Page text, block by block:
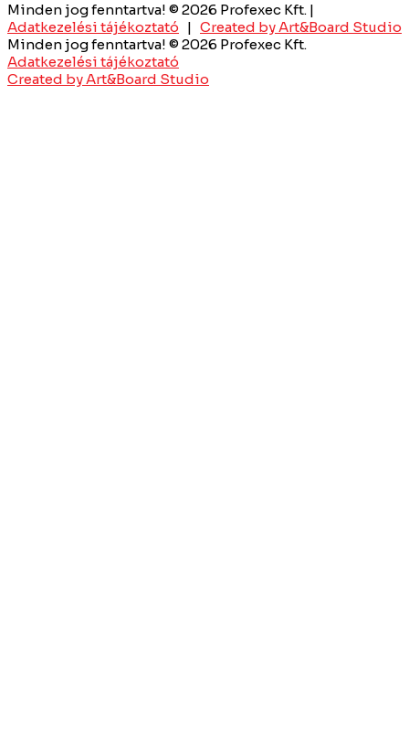
Minden jog fenntartva! © 2026 Profexec Kft. |
Adatkezelési tájékoztató | Created by Art&Board Studio
Minden jog fenntartva! © 2026 Profexec Kft.
Adatkezelési tájékoztató
Created by Art&Board Studio